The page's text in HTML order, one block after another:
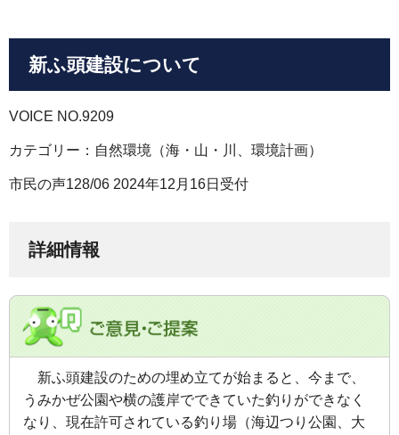
新ふ頭建設について
VOICE NO.9209
カテゴリー：自然環境（海・山・川、環境計画）
市民の声128/06 2024年12月16日受付
詳細情報
新ふ頭建設のための埋め立てが始まると、今まで、
うみかぜ公園や横の護岸でできていた釣りができなく
なり、現在許可されている釣り場（海辺つり公園、 大